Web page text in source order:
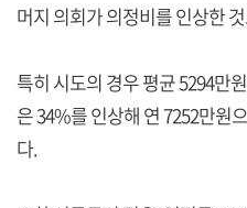
머지 의회가 의정비를 인상한
특히 시도의 경우 평균 5294만
은 34%를 인상해 연 7252만원
다.